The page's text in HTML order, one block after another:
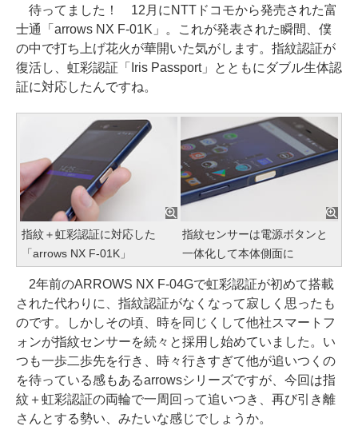
待ってました！ 12月にNTTドコモから発売された富
士通「arrows NX F-01K」。これが発表された瞬間、僕
の中で打ち上げ花火が華開いた気がします。指紋認証が
復活し、虹彩認証「Iris Passport」とともにダブル生体認
証に対応したんですね。
指紋＋虹彩認証に対応した
「arrows NX F-01K」
指紋センサーは電源ボタンと
一体化して本体側面に
2年前のARROWS NX F-04Gで虹彩認証が初めて搭載
された代わりに、指紋認証がなくなって寂しく思ったも
のです。しかしその頃、時を同じくして他社スマートフ
ォンが指紋センサーを続々と採用し始めていました。い
つも一歩二歩先を行き、時々行きすぎて他が追いつくの
を待っている感もあるarrowsシリーズですが、今回は指
紋＋虹彩認証の両輪で一周回って追いつき、再び引き離
さんとする勢い、みたいな感じでしょうか。